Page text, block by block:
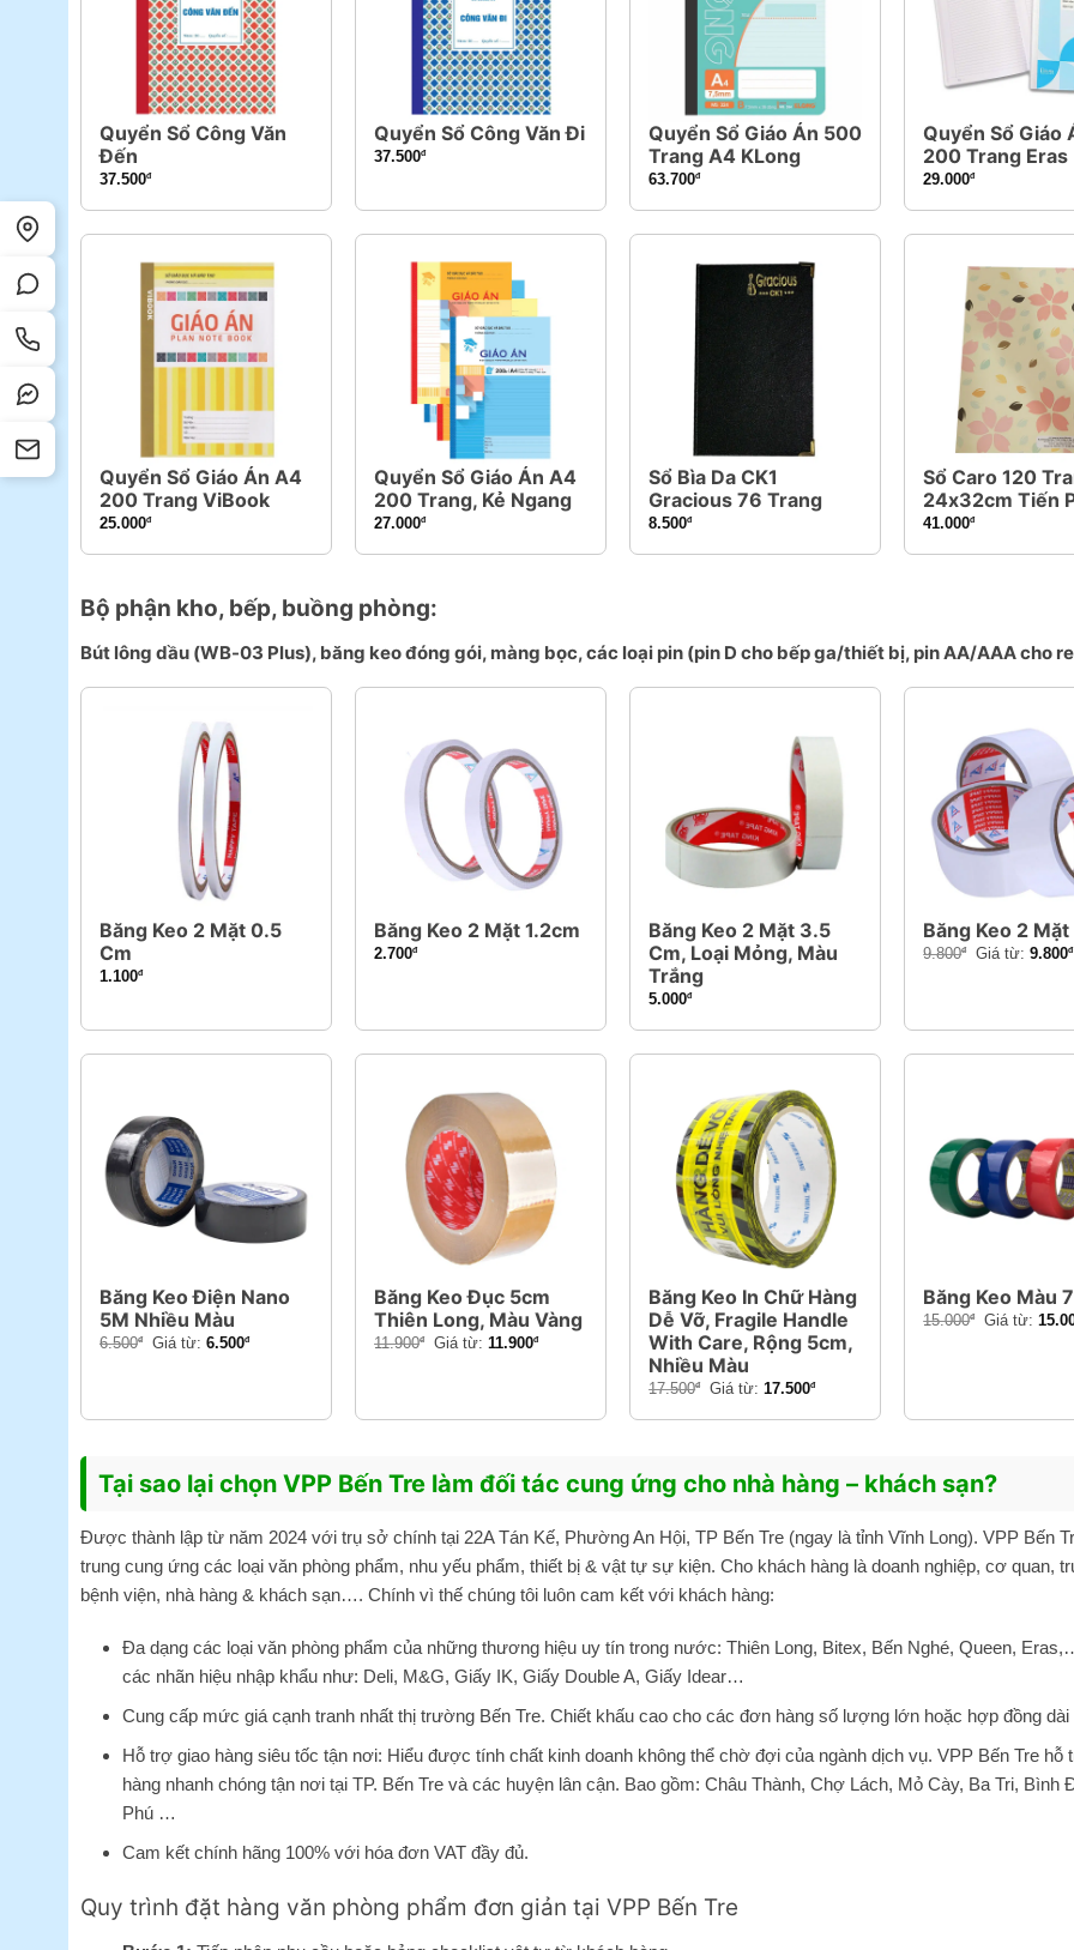
Quyển Sổ Công Văn
Đến
37.500đ
Quyển Sổ Công Văn Đi
37.500đ
Quyển Sổ Giáo Án 500
Trang A4 KLong
63.700đ
Quyển Sổ Giáo
200 Trang Eras
29.000đ
Quyển Sổ Giáo Án A4
200 Trang ViBook
25.000đ
Quyển Sổ Giáo Án A4
200 Trang, Kẻ Ngang
27.000đ
Sổ Bìa Da CK1
Gracious 76 Trang
8.500đ
Sổ Caro 120
24x32cm Tiến
41.000đ
Bộ phận kho, bếp, buồng phòng:
Bút lông dầu (WB-03 Plus), băng keo đóng gói, màng bọc, các loại pin (pin D cho bếp ga/thiết bị, pin AA/AAA cho
Băng Keo 2 Mặt 0.5
Cm
1.100đ
Băng Keo 2 Mặt 1.2cm
2.700đ
Băng Keo 2 Mặt 3.5
Cm, Loại Mỏng, Màu
Trắng
5.000đ
Băng Keo 2
9.800đ Giá từ: 9.800đ
Băng Keo Điện Nano
5M Nhiều Màu
6.500đ Giá từ: 6.500đ
Băng Keo Đục 5cm
Thiên Long, Màu Vàng
11.900đ Giá từ: 11.900đ
Băng Keo In Chữ Hàng
Dễ Vỡ, Fragile Handle
With Care, Rộng 5cm,
Nhiều Màu
17.500đ Giá từ: 17.500đ
Băng Keo Màu
15.000đ Giá từ:
Tại sao lại chọn VPP Bến Tre làm đối tác cung ứng cho nhà hàng – khách sạn?
Được thành lập từ năm 2024 với trụ sở chính tại 22A Tán Kế, Phường An Hội, TP Bến Tre (ngay là tỉnh Vĩnh Long). VPP Bến
trung cung ứng các loại văn phòng phẩm, nhu yếu phẩm, thiết bị & vật tự sự kiện. Cho khách hàng là doanh nghiệp, cơ quan,
bệnh viện, nhà hàng & khách sạn…. Chính vì thế chúng tôi luôn cam kết với khách hàng:
Đa dạng các loại văn phòng phẩm của những thương hiệu uy tín trong nước: Thiên Long, Bitex, Bến Nghé, Queen, Eras
các nhãn hiệu nhập khẩu như: Deli, M&G, Giấy IK, Giấy Double A, Giấy Idear…
Cung cấp mức giá cạnh tranh nhất thị trường Bến Tre. Chiết khấu cao cho các đơn hàng số lượng lớn hoặc hợp đồng dài
Hỗ trợ giao hàng siêu tốc tận nơi: Hiểu được tính chất kinh doanh không thể chờ đợi của ngành dịch vụ. VPP Bến Tre hỗ
hàng nhanh chóng tận nơi tại TP. Bến Tre và các huyện lân cận. Bao gồm: Châu Thành, Chợ Lách, Mỏ Cày, Ba Tri, Bình
Phú …
Cam kết chính hãng 100% với hóa đơn VAT đầy đủ.
Quy trình đặt hàng văn phòng phẩm đơn giản tại VPP Bến Tre